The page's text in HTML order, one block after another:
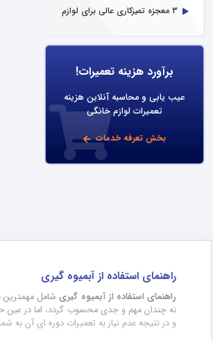
3 معجزه تمیزکاری عالی برای لوازم
برآورد هزینه تعمیرات!
عیب یابی و محاسبه آنلاین هزینه
تعمیرات لوازم خانگی
بخش تعرفه خدمات
راهنمای استفاده از آبمیوه گیری
راهنمای استفاده از آبمیوه گیریشامل مهمترین
نه چندان مهم و جدی محسوب گردد، اما در عین
و در نتیجه عدم نیاز به تعمیرات دوره ای آن به